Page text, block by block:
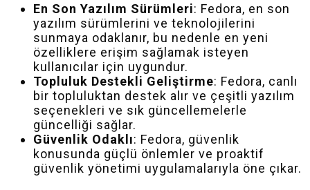
En Son Yazılım Sürümleri: Fedora, en son
yazılım sürümlerini ve teknolojilerini
sunmaya odaklanır, bu nedenle en yeni
özelliklere erişim sağlamak isteyen
kullanıcılar için uygundur.
Topluluk Destekli Geliştirme: Fedora, canlı
bir topluluktan destek alır ve çeşitli yazılım
seçenekleri ve sık güncellemelerle
güncelliği sağlar.
Güvenlik Odaklı: Fedora, güvenlik
konusunda güçlü önlemler ve proaktif
güvenlik yönetimi uygulamalarıyla öne çıkar.